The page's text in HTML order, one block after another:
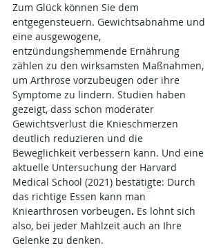
Zum Glück können Sie dem
entgegensteuern. Gewichtsabnahme und
eine ausgewogene,
entzündungshemmende Ernährung
zählen zu den wirksamsten Maßnahmen,
um Arthrose vorzubeugen oder ihre
Symptome zu lindern. Studien haben
gezeigt, dass schon moderater
Gewichtsverlust die Knieschmerzen
deutlich reduzieren und die
Beweglichkeit verbessern kann. Und eine
aktuelle Untersuchung der Harvard
Medical School (2021) bestätigte: Durch
das richtige Essen kann man
Kniearthrosen vorbeugen​. Es lohnt sich
also, bei jeder Mahlzeit auch an Ihre
Gelenke zu denken.